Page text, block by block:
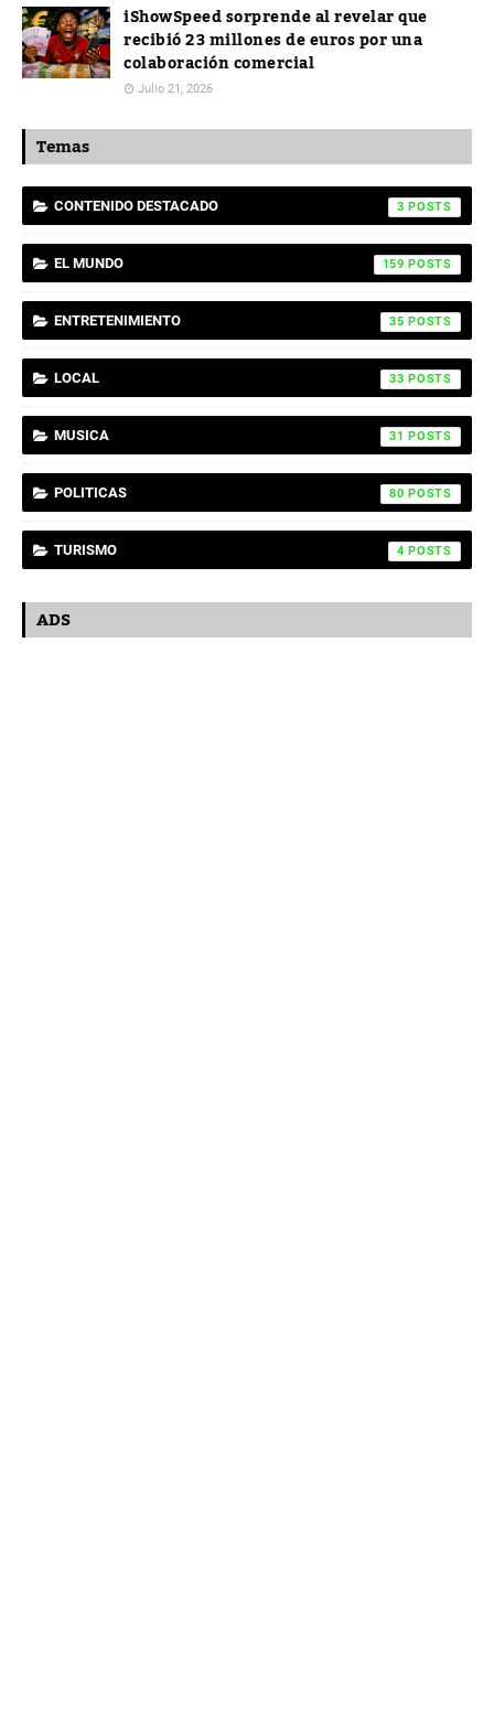
iShowSpeed sorprende al revelar que
recibió 23 millones de euros por una
colaboración comercial
Julio 21, 2026
Temas
CONTENIDO DESTACADO 3
EL MUNDO 159
ENTRETENIMIENTO 35
LOCAL 33
MUSICA 31
POLITICAS 80
TURISMO 4
ADS